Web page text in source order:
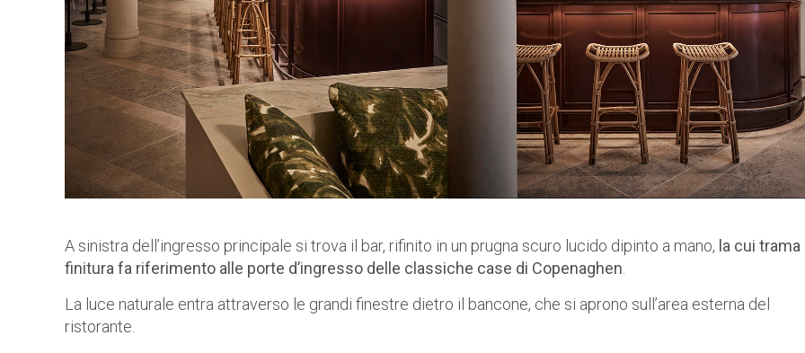
A sinistra dell’ingresso principale si trova il bar, rifinito in un prugna scuro lucido dipinto a mano, la cui trama
finitura fa riferimento alle porte d’ingresso delle classiche case di Copenaghen
La luce naturale entra attraverso le grandi finestre dietro il bancone, che si aprono sull’area esterna del
ristorante.